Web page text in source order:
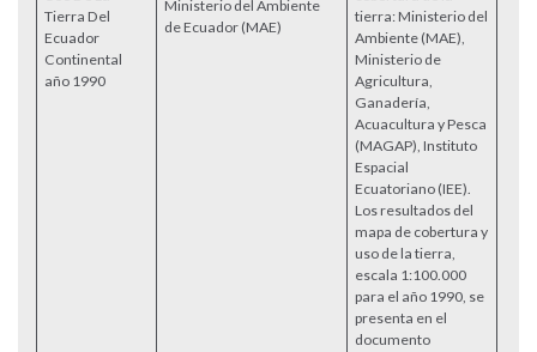
Tierra Del
Ecuador
Continental
año 1990
Ministerio del Ambiente
de Ecuador (MAE)
tierra: Ministerio del
Ambiente (MAE),
Ministerio de
Agricultura,
Ganadería,
Acuacultura y Pesca
(MAGAP), Instituto
Espacial
Ecuatoriano (IEE).
Los resultados del
mapa de cobertura y
uso de la tierra,
escala 1:100.000
para el año 1990, se
presenta en el
documento